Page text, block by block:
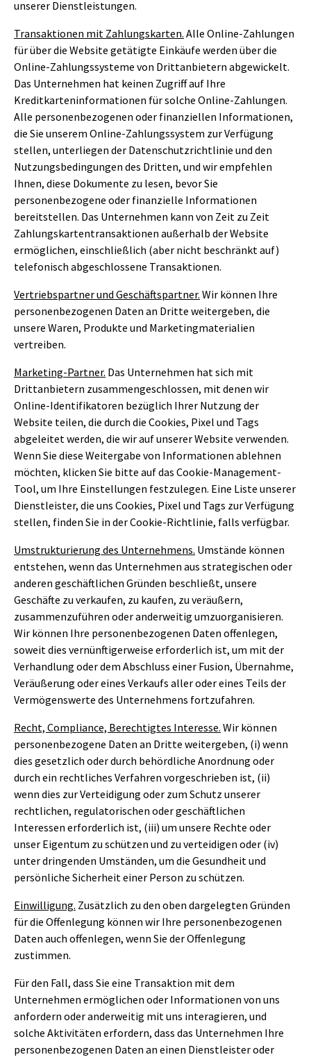
unserer Dienstleistungen.
Transaktionen mit Zahlungskarten. Alle Online-Zahlungen
für über die Website getätigte Einkäufe werden über die
Online-Zahlungssysteme von Drittanbietern abgewickelt.
Das Unternehmen hat keinen Zugriff auf Ihre
Kreditkarteninformationen für solche Online-Zahlungen.
Alle personenbezogenen oder finanziellen Informationen,
die Sie unserem Online-Zahlungssystem zur Verfügung
stellen, unterliegen der Datenschutzrichtlinie und den
Nutzungsbedingungen des Dritten, und wir empfehlen
Ihnen, diese Dokumente zu lesen, bevor Sie
personenbezogene oder finanzielle Informationen
bereitstellen. Das Unternehmen kann von Zeit zu Zeit
Zahlungskartentransaktionen außerhalb der Website
ermöglichen, einschließlich (aber nicht beschränkt auf)
telefonisch abgeschlossene Transaktionen.
Vertriebspartner und Geschäftspartner. Wir können Ihre
personenbezogenen Daten an Dritte weitergeben, die
unsere Waren, Produkte und Marketingmaterialien
vertreiben.
Marketing-Partner. Das Unternehmen hat sich mit
Drittanbietern zusammengeschlossen, mit denen wir
Online-Identifikatoren bezüglich Ihrer Nutzung der
Website teilen, die durch die Cookies, Pixel und Tags
abgeleitet werden, die wir auf unserer Website verwenden.
Wenn Sie diese Weitergabe von Informationen ablehnen
möchten, klicken Sie bitte auf das Cookie-Management-
Tool, um Ihre Einstellungen festzulegen. Eine Liste unserer
Dienstleister, die uns Cookies, Pixel und Tags zur Verfügung
stellen, finden Sie in der Cookie-Richtlinie, falls verfügbar.
Umstrukturierung des Unternehmens. Umstände können
entstehen, wenn das Unternehmen aus strategischen oder
anderen geschäftlichen Gründen beschließt, unsere
Geschäfte zu verkaufen, zu kaufen, zu veräußern,
zusammenzuführen oder anderweitig umzuorganisieren.
Wir können Ihre personenbezogenen Daten offenlegen,
soweit dies vernünftigerweise erforderlich ist, um mit der
Verhandlung oder dem Abschluss einer Fusion, Übernahme,
Veräußerung oder eines Verkaufs aller oder eines Teils der
Vermögenswerte des Unternehmens fortzufahren.
Recht, Compliance, Berechtigtes Interesse. Wir können
personenbezogene Daten an Dritte weitergeben, (i) wenn
dies gesetzlich oder durch behördliche Anordnung oder
durch ein rechtliches Verfahren vorgeschrieben ist, (ii)
wenn dies zur Verteidigung oder zum Schutz unserer
rechtlichen, regulatorischen oder geschäftlichen
Interessen erforderlich ist, (iii) um unsere Rechte oder
unser Eigentum zu schützen und zu verteidigen oder (iv)
unter dringenden Umständen, um die Gesundheit und
persönliche Sicherheit einer Person zu schützen.
Einwilligung. Zusätzlich zu den oben dargelegten Gründen
für die Offenlegung können wir Ihre personenbezogenen
Daten auch offenlegen, wenn Sie der Offenlegung
zustimmen.
Für den Fall, dass Sie eine Transaktion mit dem
Unternehmen ermöglichen oder Informationen von uns
anfordern oder anderweitig mit uns interagieren, und
solche Aktivitäten erfordern, dass das Unternehmen Ihre
personenbezogenen Daten an einen Dienstleister oder